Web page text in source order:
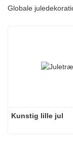
Kunstig lille jul